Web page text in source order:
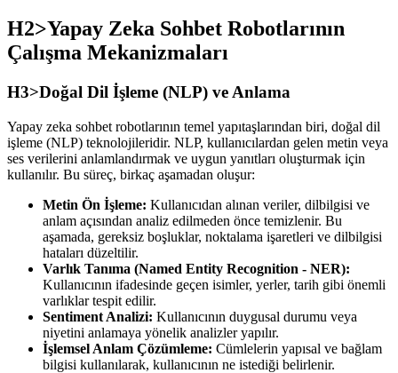
H2>Yapay Zeka Sohbet Robotlarının
Çalışma Mekanizmaları
H3>Doğal Dil İşleme (NLP) ve Anlama
Yapay zeka sohbet robotlarının temel yapıtaşlarından biri, doğal dil
işleme (NLP) teknolojileridir. NLP, kullanıcılardan gelen metin veya
ses verilerini anlamlandırmak ve uygun yanıtları oluşturmak için
kullanılır. Bu süreç, birkaç aşamadan oluşur:
Metin Ön İşleme: Kullanıcıdan alınan veriler, dilbilgisi ve
anlam açısından analiz edilmeden önce temizlenir. Bu
aşamada, gereksiz boşluklar, noktalama işaretleri ve dilbilgisi
hataları düzeltilir.
Varlık Tanıma (Named Entity Recognition - NER):
Kullanıcının ifadesinde geçen isimler, yerler, tarih gibi önemli
varlıklar tespit edilir.
Sentiment Analizi: Kullanıcının duygusal durumu veya
niyetini anlamaya yönelik analizler yapılır.
İşlemsel Anlam Çözümleme: Cümlelerin yapısal ve bağlam
bilgisi kullanılarak, kullanıcının ne istediği belirlenir.